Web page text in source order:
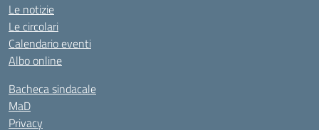
Le notizie
Le circolari
Calendario eventi
Albo online
Bacheca sindacale
MaD
Privacy